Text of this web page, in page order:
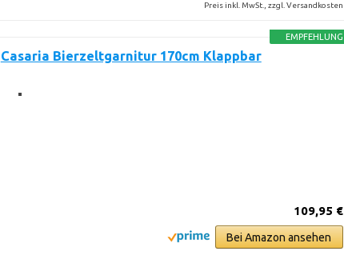
Preis inkl. MwSt., zzgl. Versandkosten
EMPFEHLUNG
Casaria Bierzeltgarnitur 170cm Klappbar
109,95 €
Bei Amazon ansehen